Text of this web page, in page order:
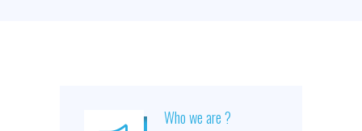
Who we are ?